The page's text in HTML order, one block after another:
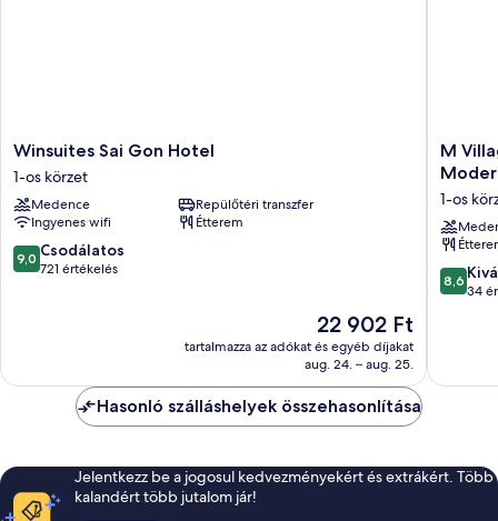
Winsuites
Sai
Gon
Hotel
1-
os
körzet
Winsuites Sai Gon Hotel
1-os körzet
Medence
Repülőtéri transzfer
Ingyenes wifi
Étterem
9.0
ennyiből:
9,0 Csodálatos
721 értékelés
Az
ár
22 902 Ft
22 902 Ft
tartalmazza az adókat és egyéb díjakat
aug. 24. – aug. 25.
M
Village
Tôn
Thất
Đạm,
a
brand
1-
M
1-os
8.6
8,6
34
Hasonló szálláshelyek összehasonlítása
Jelentkezz be a jogosul kedvezményekért és extrákért. Több
kalandért több jutalom jár!